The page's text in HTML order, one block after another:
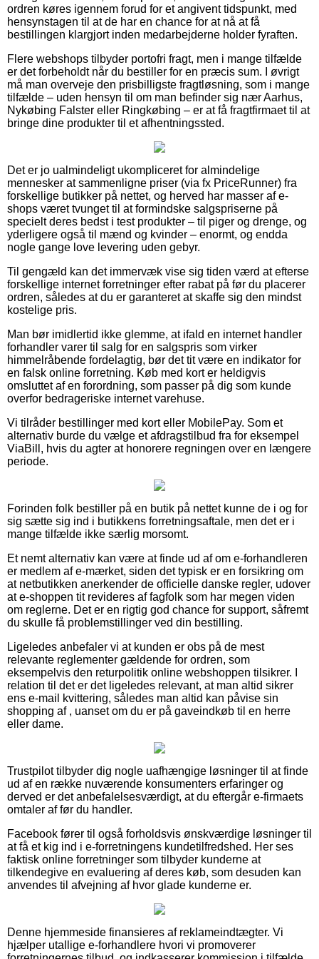
ordren køres igennem forud for et angivent tidspunkt, med
hensynstagen til at de har en chance for at nå at få
bestillingen klargjort inden medarbejderne holder fyraften.
Flere webshops tilbyder portofri fragt, men i mange tilfælde
er det forbeholdt når du bestiller for en præcis sum. I øvrigt
må man overveje den prisbilligste fragtløsning, som i mange
tilfælde – uden hensyn til om man befinder sig nær Aarhus,
Nykøbing Falster eller Ringkøbing – er at få fragtfirmaet til at
bringe dine produkter til et afhentningssted.
Det er jo ualmindeligt ukompliceret for almindelige
mennesker at sammenligne priser (via fx PriceRunner) fra
forskellige butikker på nettet, og herved har masser af e-
shops været tvunget til at formindske salgspriserne på
specielt deres bedst i test produkter – til piger og drenge, og
yderligere også til mænd og kvinder – enormt, og endda
nogle gange love levering uden gebyr.
Til gengæld kan det immervæk vise sig tiden værd at efterse
forskellige internet forretninger efter rabat på før du placerer
ordren, således at du er garanteret at skaffe sig den mindst
kostelige pris.
Man bør imidlertid ikke glemme, at ifald en internet handler
forhandler varer til salg for en salgspris som virker
himmelråbende fordelagtig, bør det tit være en indikator for
en falsk online forretning. Køb med kort er heldigvis
omsluttet af en forordning, som passer på dig som kunde
overfor bedrageriske internet varehuse.
Vi tilråder bestillinger med kort eller MobilePay. Som et
alternativ burde du vælge et afdragstilbud fra for eksempel
ViaBill, hvis du agter at honorere regningen over en længere
periode.
Forinden folk bestiller på en butik på nettet kunne de i og for
sig sætte sig ind i butikkens forretningsaftale, men det er i
mange tilfælde ikke særlig morsomt.
Et nemt alternativ kan være at finde ud af om e-forhandleren
er medlem af e-mærket, siden det typisk er en forsikring om
at netbutikken anerkender de officielle danske regler, udover
at e-shoppen tit revideres af fagfolk som har megen viden
om reglerne. Det er en rigtig god chance for support, såfremt
du skulle få problemstillinger ved din bestilling.
Ligeledes anbefaler vi at kunden er obs på de mest
relevante reglementer gældende for ordren, som
eksempelvis den returpolitik online webshoppen tilsikrer. I
relation til det er det ligeledes relevant, at man altid sikrer
ens e-mail kvittering, således man altid kan påvise sin
shopping af , uanset om du er på gaveindkøb til en herre
eller dame.
Trustpilot tilbyder dig nogle uafhængige løsninger til at finde
ud af en række nuværende konsumenters erfaringer og
derved er det anbefalelsesværdigt, at du eftergår e-firmaets
omtaler af før du handler.
Facebook fører til også forholdsvis ønskværdige løsninger til
at få et kig ind i e-forretningens kundetilfredshed. Her ses
faktisk online forretninger som tilbyder kunderne at
tilkendegive en evaluering af deres køb, som desuden kan
anvendes til afvejning af hvor glade kunderne er.
Denne hjemmeside finansieres af reklameindtægter. Vi
hjælper utallige e-forhandlere hvori vi promoverer